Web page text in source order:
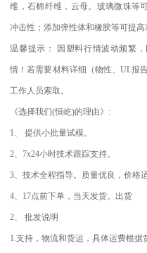
维，石棉纤维，云母。玻璃微珠等
冲击性；添加弹性体和橡胶等可提高
温馨提示： 因塑料行情波动频繁
情！若需要材料详细（物性、 UL报
工作人员索取。
《选择我们(恒屹)的理由》 :
1、提供小批量试模。
2、7x24小时技术跟踪支持。
3、技术全程指导。质量优良，价格适
4、 17点前下单，当天发货。出货
2、批发说明
1.支持，物流和货运，具体运费根据